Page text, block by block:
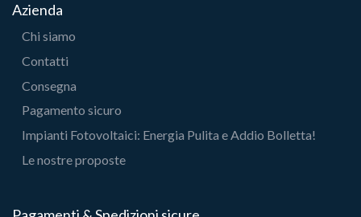
Azienda
Chi siamo
Contatti
Consegna
Pagamento sicuro
Impianti Fotovoltaici: Energia Pulita e Addio Bolletta!
Le nostre proposte